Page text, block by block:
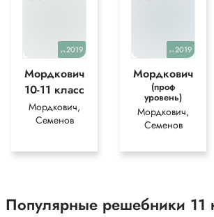
уч.2019
Мордкович
10-11 класс
Мордкович,
Семенов
уч.2019
Мордкович
(проф
уровень)
Мордкович,
Семенов
Популярные решебники 11